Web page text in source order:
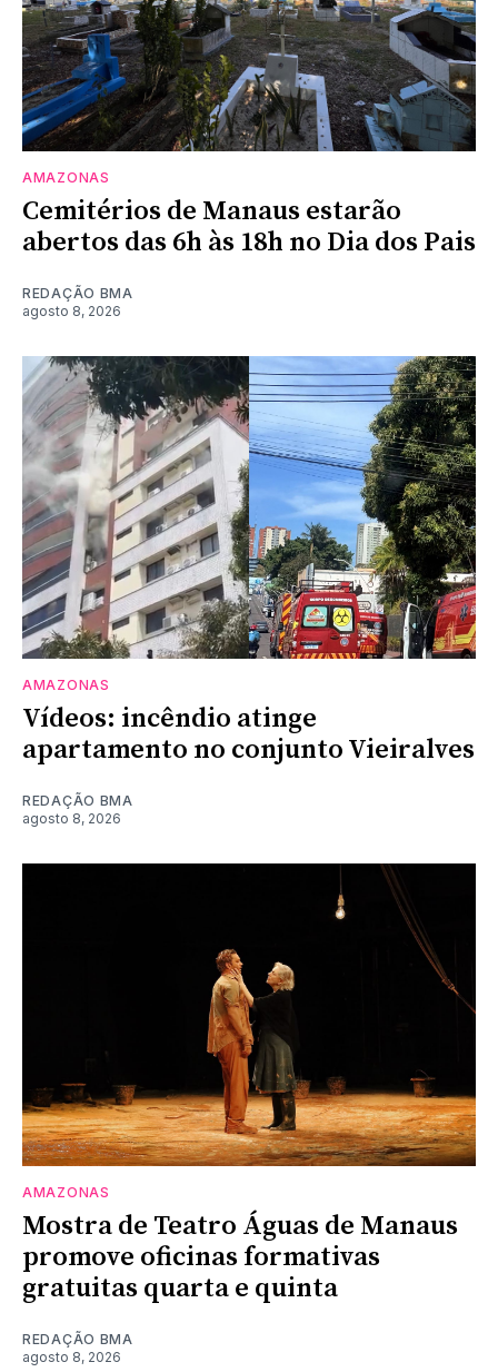
AMAZONAS
Cemitérios de Manaus estarão
abertos das 6h às 18h no Dia dos Pais
REDAÇÃO BMA
agosto 8, 2026
AMAZONAS
Vídeos: incêndio atinge
apartamento no conjunto Vieiralves
REDAÇÃO BMA
agosto 8, 2026
AMAZONAS
Mostra de Teatro Águas de Manaus
promove oficinas formativas
gratuitas quarta e quinta
REDAÇÃO BMA
agosto 8, 2026